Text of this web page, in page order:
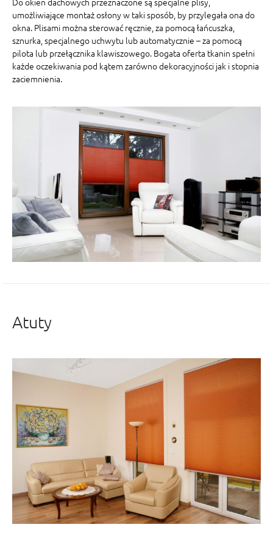
umożliwiające montaż osłony w taki sposób, by przylegała ona do
okna. Plisami można sterować ręcznie, za pomocą łańcuszka,
sznurka, specjalnego uchwytu lub automatycznie – za pomocą
pilota lub przełącznika klawiszowego. Bogata oferta tkanin spełni
każde oczekiwania pod kątem zarówno dekoracyjności jak i stopnia
zaciemnienia.
Atuty